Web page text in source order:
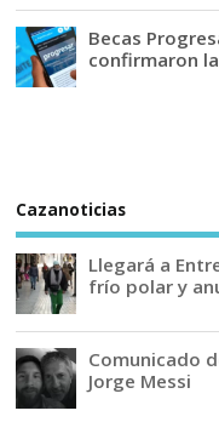
Becas
confirmaron
Cazanoticias
Llegará a
frío polar y
Comunicado
Jorge Messi